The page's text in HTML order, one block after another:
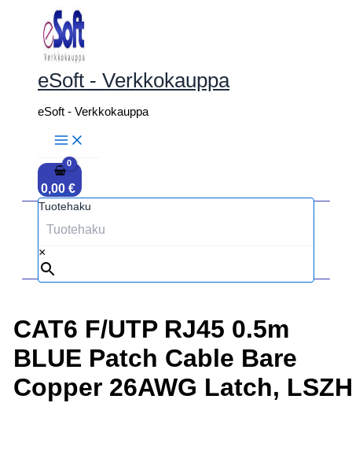
sisältöön
eSoft - Verkkokauppa
eSoft - Verkkokauppa
0,00 €
Tuotehaku
×
CAT6 F/UTP RJ45 0.5m
BLUE Patch Cable Bare
Copper 26AWG Latch, LSZH